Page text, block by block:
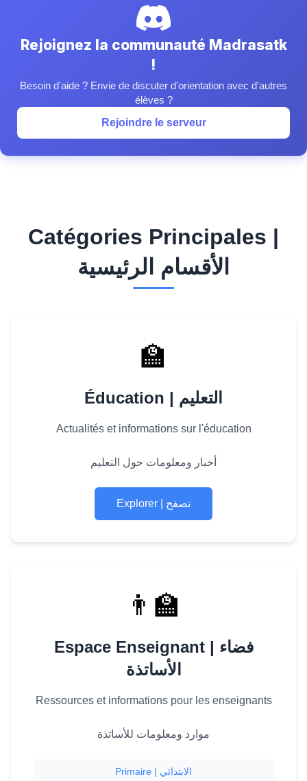
Rejoignez la communauté Madrasatk
!
Besoin d'aide ? Envie de discuter d'orientation avec d'autres
élèves ?
Rejoindre le serveur
Catégories Principales |
الأقسام الرئيسية
🏫
Éducation | التعليم
Actualités et informations sur l'éducation
أخبار ومعلومات حول التعليم
Explorer | تصفح
👨‍🏫
Espace Enseignant | فضاء
الأساتذة
Ressources et informations pour les enseignants
موارد ومعلومات للأساتذة
Primaire | الابتدائي